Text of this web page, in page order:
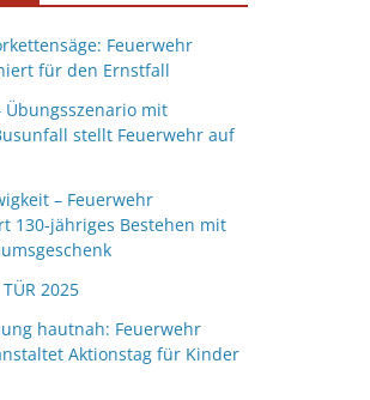
Feuerwehr
für den Ernstfall
Übungsszenario mit
stellt Feuerwehr auf
– Feuerwehr
130-jähriges Bestehen mit
TÜR 2025
hautnah: Feuerwehr
Aktionstag für Kinder